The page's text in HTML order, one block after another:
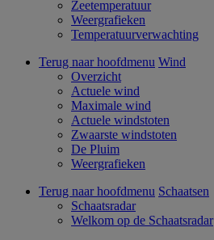
Zeetemperatuur
Weergrafieken
Temperatuurverwachting
Terug naar hoofdmenu Wind
Overzicht
Actuele wind
Maximale wind
Actuele windstoten
Zwaarste windstoten
De Pluim
Weergrafieken
Terug naar hoofdmenu Schaatsen
Schaatsradar
Welkom op de Schaatsradar